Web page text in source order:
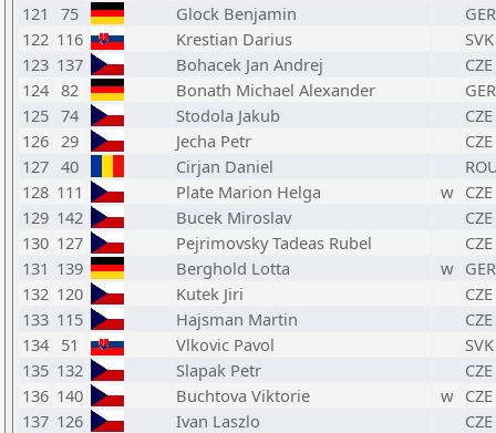
121
75 Glock Benjamin
GER
122 116 Krestian Darius
SVK
123 137 Bohacek Jan Andrej
CZE
124 82 Bonath Michael Alexander
GER
125 74 Stodola Jakub
CZE
126 29 Jecha Petr
CZE
127 40 Cirjan Daniel
128 111 Plate Marion Helga w CZE
129 142 Bucek Miroslav
CZE
130 127 Pejrimovsky Tadeas Rubel
CZE
131 139 Berghold Lotta w GER
132 120 Kutek Jiri
CZE
133 115 Hajsman Martin
CZE
134 51 Vlkovic Pavol
SVK
135 132 Slapak Petr
CZE
136 140 Buchtova Viktorie w CZE
137 126 Ivan Laszlo
CZE